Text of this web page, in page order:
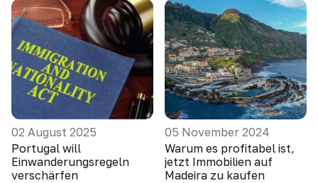
02 August 2025
Portugal will
Einwanderungsregeln
verschärfen
05 November 2024
Warum es profitabel ist,
jetzt Immobilien auf
Madeira zu kaufen